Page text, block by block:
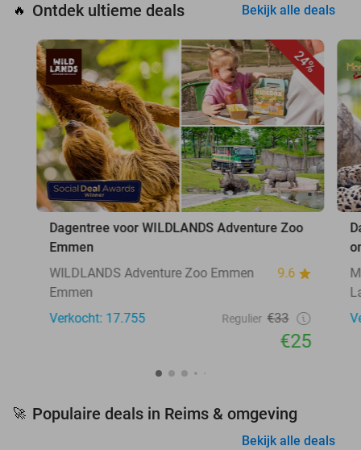
🔥 Ontdek ultieme deals Bekijk alle deals
24%
Dagentree voor WILDLANDS Adventure Zoo
Emmen
WILDLANDS Adventure Zoo Emmen
9.6
Emmen
Verkocht: 17.755
Regulier €33
€25
🚀 Populaire deals in Reims & omgeving
Bekijk alle deals